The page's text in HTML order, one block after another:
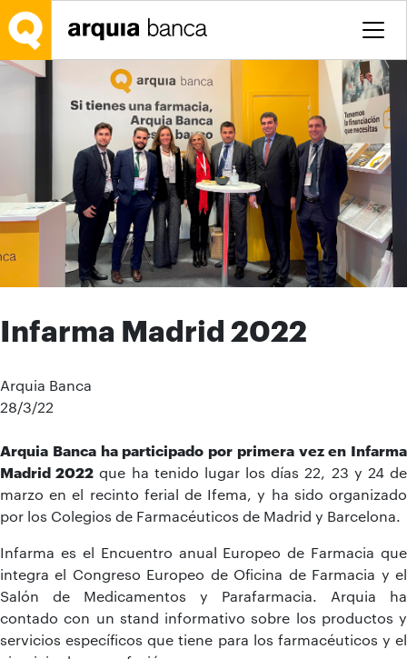
Salta al contingut principal
Infarma Madrid 2022
Arquia Banca
28/3/22
Arquia Banca ha participado por primera vez en Infarma
Madrid 2022 que ha tenido lugar los días 22, 23 y 24 de
marzo en el recinto ferial de Ifema, y ha sido organizado
por los Colegios de Farmacéuticos de Madrid y Barcelona.
Infarma es el Encuentro anual Europeo de Farmacia que
integra el Congreso Europeo de Oficina de Farmacia y el
Salón de Medicamentos y Parafarmacia. Arquia ha
contado con un stand informativo sobre los productos y
servicios específicos que tiene para los farmacéuticos y el